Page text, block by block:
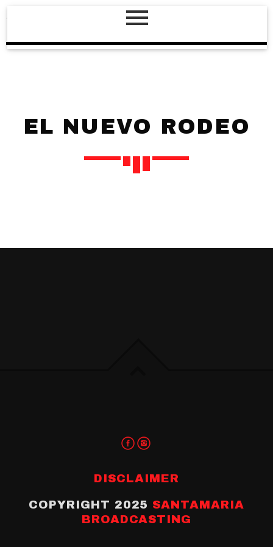
EL NUEVO RODEO
DISCLAIMER
COPYRIGHT 2025 SANTAMARIA
BROADCASTING